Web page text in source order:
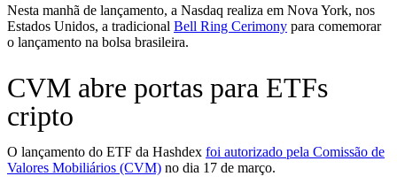
Nesta manhã de lançamento, a Nasdaq realiza em Nova York, nos
Estados Unidos, a tradicional Bell Ring Cerimony para comemorar
o lançamento na bolsa brasileira.
CVM abre portas para ETFs
cripto
O lançamento do ETF da Hashdex foi autorizado pela Comissão de
Valores Mobiliários (CVM) no dia 17 de março.